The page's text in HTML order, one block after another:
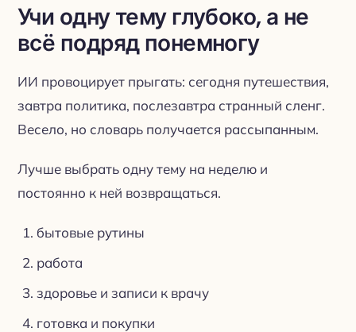
Учи одну тему глубоко, а не
всё подряд понемногу
ИИ провоцирует прыгать: сегодня путешествия,
завтра политика, послезавтра странный сленг.
Весело, но словарь получается рассыпанным.
Лучше выбрать одну тему на неделю и
постоянно к ней возвращаться.
бытовые рутины
работа
здоровье и записи к врачу
готовка и покупки